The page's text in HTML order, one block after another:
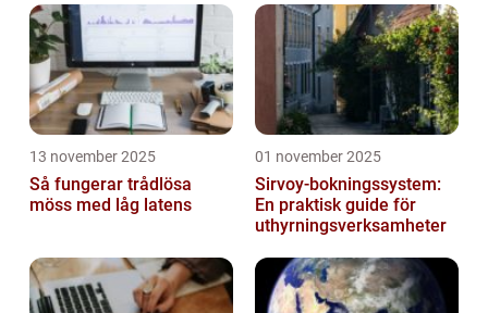
13 november 2025
Så fungerar trådlösa
möss med låg latens
01 november 2025
Sirvoy-bokningssystem:
En praktisk guide för
uthyrningsverksamheter